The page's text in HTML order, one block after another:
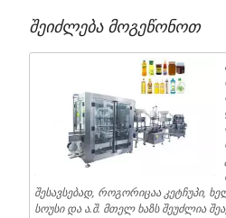
შეიძლება მოგეწონოთ
შესავსებად, როგორიცაა კეტჩუპი,
სოუსი და ა.შ. მთელ ხაზს შეუძლია